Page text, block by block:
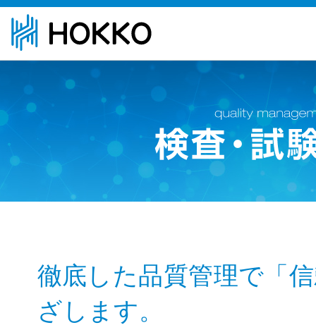
徹底した品質管理で「
ざします。